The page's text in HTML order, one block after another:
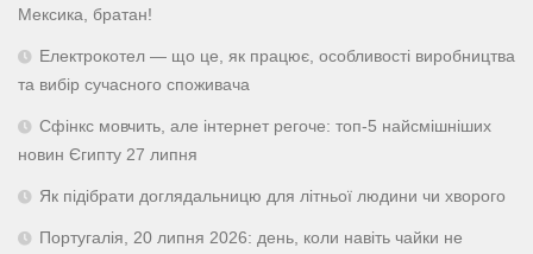
Мексика, братан!
Електрокотел — що це, як працює, особливості виробництва
та вибір сучасного споживача
Сфінкс мовчить, але інтернет регоче: топ-5 найсмішніших
новин Єгипту 27 липня
Як підібрати доглядальницю для літньої людини чи хворого
Португалія, 20 липня 2026: день, коли навіть чайки не